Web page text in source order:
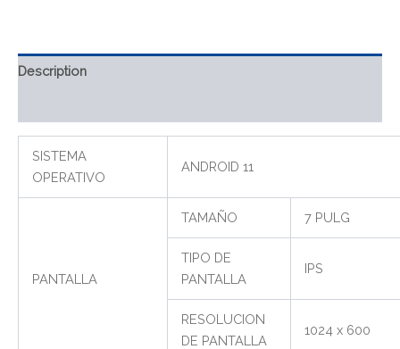
Description
SISTEMA
OPERATIVO
ANDROID 11
PANTALLA
TAMAÑO 7 PULG
TIPO DE
PANTALLA
IPS
RESOLUCION
DE PANTALLA
1024 x 600